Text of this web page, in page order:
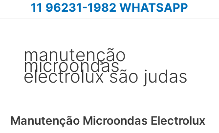
11 96231-1982 WHATSAPP
manutenção
microondas
electrolux são judas
Manutenção Microondas Electrolux